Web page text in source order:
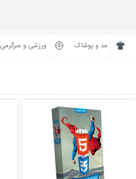
مد و پوشاک ورزشی و سرگرمی